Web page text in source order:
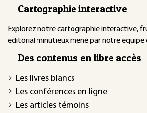
Cartographie interactive
Explorez notrecartographie interactive,
éditorial minutieux mené par notre équipe
Des contenus en libre accès
Les livres blancs
Les conférences en ligne
Les articles témoins